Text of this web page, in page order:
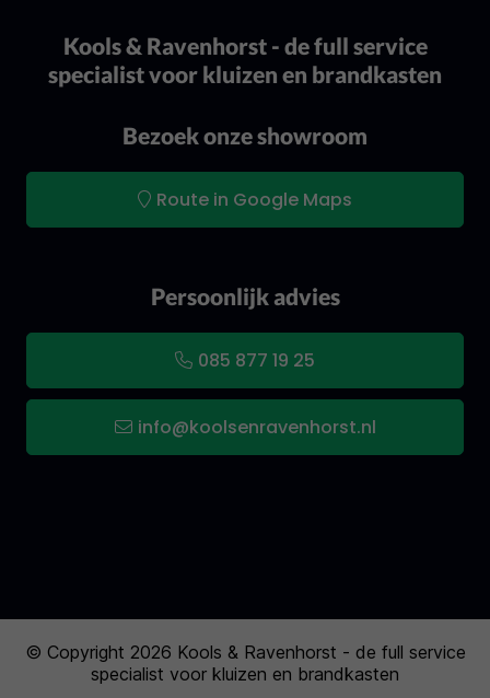
Kools & Ravenhorst - de full service
specialist voor kluizen en brandkasten
Bezoek onze showroom
Route in Google Maps
Persoonlijk advies
085 877 19 25
info@koolsenravenhorst.nl
© Copyright 2026 Kools & Ravenhorst - de full service
specialist voor kluizen en brandkasten